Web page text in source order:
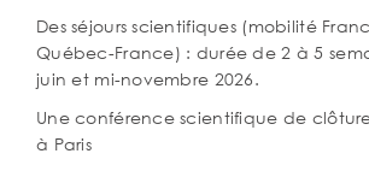
Des séjours scientifiques (mobilité
Québec-France) : durée de 2 à 5
juin et mi-novembre 2026.
Une conférence scientifique de
à Paris